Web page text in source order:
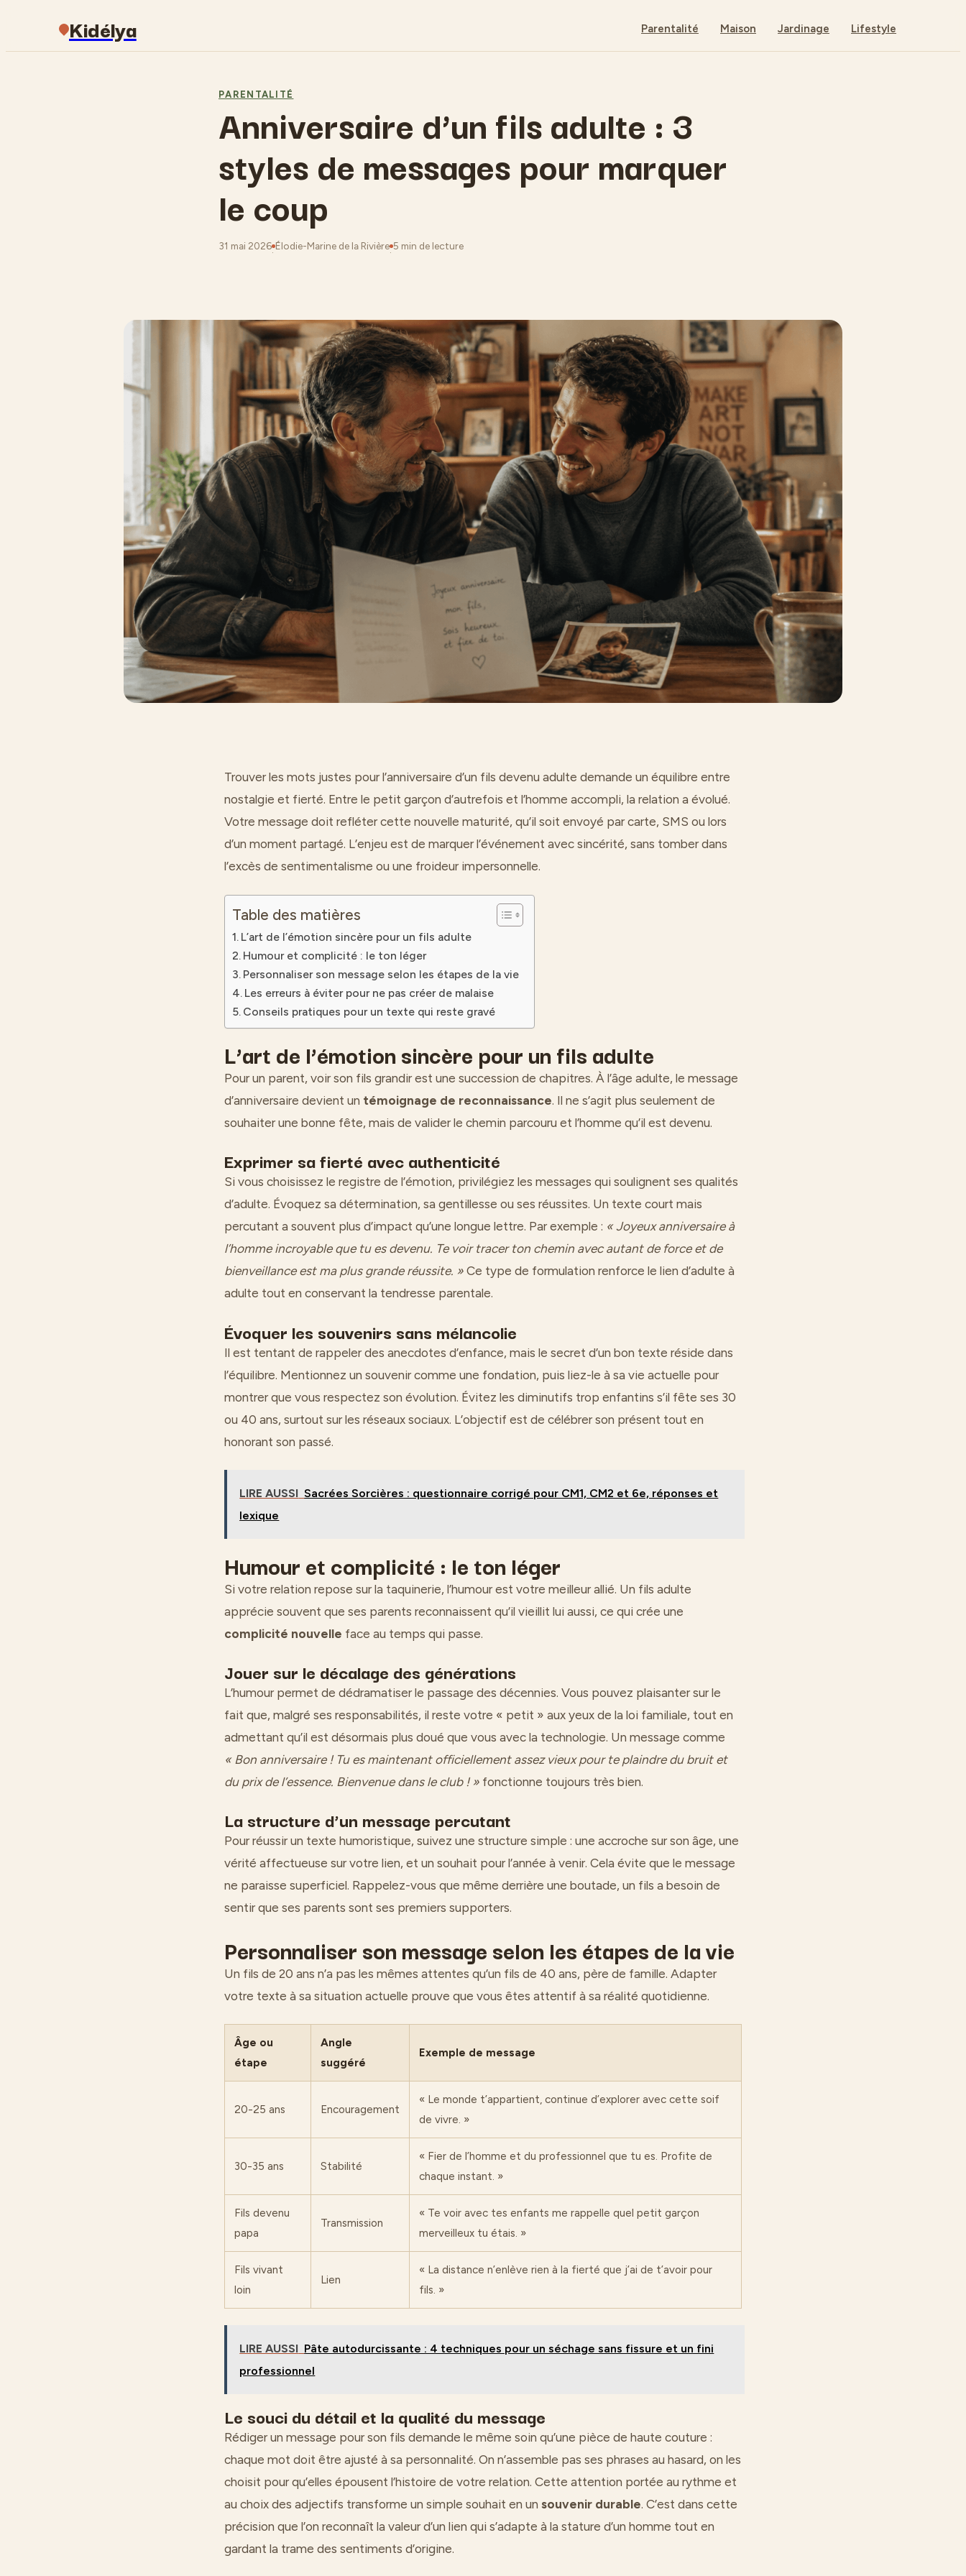
Kidélya Parentalité Maison Jardinage Lifestyle
PARENTALITÉ
Anniversaire d’un fils adulte : 3
styles de messages pour marquer
le coup
31 mai 2026
·
Élodie-Marine de la Rivière
·
5 min de lecture
Trouver les mots justes pour l’anniversaire d’un fils devenu adulte demande un équilibre entre
nostalgie et fierté. Entre le petit garçon d’autrefois et l’homme accompli, la relation a évolué.
Votre message doit refléter cette nouvelle maturité, qu’il soit envoyé par carte, SMS ou lors
d’un moment partagé. L’enjeu est de marquer l’événement avec sincérité, sans tomber dans
l’excès de sentimentalisme ou une froideur impersonnelle.
Table des matières
L’art de l’émotion sincère pour un fils adulte
Humour et complicité : le ton léger
Personnaliser son message selon les étapes de la vie
Les erreurs à éviter pour ne pas créer de malaise
Conseils pratiques pour un texte qui reste gravé
L’art de l’émotion sincère pour un fils adulte
Pour un parent, voir son fils grandir est une succession de chapitres. À l’âge adulte, le message
d’anniversaire devient un témoignage de reconnaissance. Il ne s’agit plus seulement de
souhaiter une bonne fête, mais de valider le chemin parcouru et l’homme qu’il est devenu.
Exprimer sa fierté avec authenticité
Si vous choisissez le registre de l’émotion, privilégiez les messages qui soulignent ses qualités
d’adulte. Évoquez sa détermination, sa gentillesse ou ses réussites. Un texte court mais
percutant a souvent plus d’impact qu’une longue lettre. Par exemple : « Joyeux anniversaire à
l’homme incroyable que tu es devenu. Te voir tracer ton chemin avec autant de force et de
bienveillance est ma plus grande réussite. » Ce type de formulation renforce le lien d’adulte à
adulte tout en conservant la tendresse parentale.
Évoquer les souvenirs sans mélancolie
Il est tentant de rappeler des anecdotes d’enfance, mais le secret d’un bon texte réside dans
l’équilibre. Mentionnez un souvenir comme une fondation, puis liez-le à sa vie actuelle pour
montrer que vous respectez son évolution. Évitez les diminutifs trop enfantins s’il fête ses 30
ou 40 ans, surtout sur les réseaux sociaux. L’objectif est de célébrer son présent tout en
honorant son passé.
LIRE AUSSI Sacrées Sorcières : questionnaire corrigé pour CM1, CM2 et 6e, réponses et
lexique
Humour et complicité : le ton léger
Si votre relation repose sur la taquinerie, l’humour est votre meilleur allié. Un fils adulte
apprécie souvent que ses parents reconnaissent qu’il vieillit lui aussi, ce qui crée une
complicité nouvelle face au temps qui passe.
Jouer sur le décalage des générations
L’humour permet de dédramatiser le passage des décennies. Vous pouvez plaisanter sur le
fait que, malgré ses responsabilités, il reste votre « petit » aux yeux de la loi familiale, tout en
admettant qu’il est désormais plus doué que vous avec la technologie. Un message comme
« Bon anniversaire ! Tu es maintenant officiellement assez vieux pour te plaindre du bruit et
du prix de l’essence. Bienvenue dans le club ! » fonctionne toujours très bien.
La structure d’un message percutant
Pour réussir un texte humoristique, suivez une structure simple : une accroche sur son âge, une
vérité affectueuse sur votre lien, et un souhait pour l’année à venir. Cela évite que le message
ne paraisse superficiel. Rappelez-vous que même derrière une boutade, un fils a besoin de
sentir que ses parents sont ses premiers supporters.
Personnaliser son message selon les étapes de la vie
Un fils de 20 ans n’a pas les mêmes attentes qu’un fils de 40 ans, père de famille. Adapter
votre texte à sa situation actuelle prouve que vous êtes attentif à sa réalité quotidienne.
Âge ou
étape
Angle
suggéré
Exemple de message
20-25 ans Encouragement
« Le monde t’appartient, continue d’explorer avec cette soif
de vivre. »
30-35 ans Stabilité
« Fier de l’homme et du professionnel que tu es. Profite de
chaque instant. »
Fils devenu
papa
Transmission
« Te voir avec tes enfants me rappelle quel petit garçon
merveilleux tu étais. »
Fils vivant
loin
Lien
« La distance n’enlève rien à la fierté que j’ai de t’avoir pour
fils. »
LIRE AUSSI Pâte autodurcissante : 4 techniques pour un séchage sans fissure et un fini
professionnel
Le souci du détail et la qualité du message
Rédiger un message pour son fils demande le même soin qu’une pièce de haute couture :
chaque mot doit être ajusté à sa personnalité. On n’assemble pas ses phrases au hasard, on les
choisit pour qu’elles épousent l’histoire de votre relation. Cette attention portée au rythme et
au choix des adjectifs transforme un simple souhait en un souvenir durable. C’est dans cette
précision que l’on reconnaît la valeur d’un lien qui s’adapte à la stature d’un homme tout en
gardant la trame des sentiments d’origine.